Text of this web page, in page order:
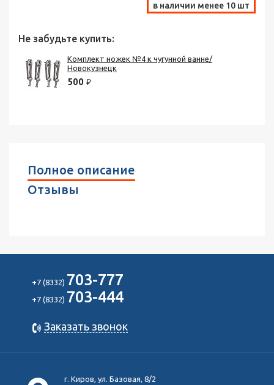
в наличии менее 10 шт
Не забудьте купить:
Комплект ножек №4 к чугунной ванне/
Новокузнецк
500 ₽
Полное описание
Отзывы
+7 (8332) 703-777
+7 (8332) 703-444
Заказать звонок
г. Киров, ул. Базовая, 8/2